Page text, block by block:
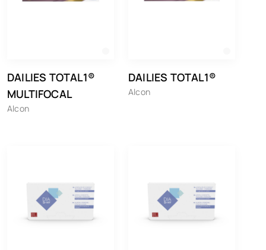
DAILIES TOTAL1®
MULTIFOCAL
Alcon
DAILIES TOTAL1®
Alcon